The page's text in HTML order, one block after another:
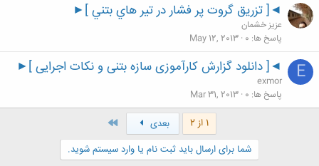
◄[ تزريق گروت پر فشار در تير هاي بتني ]►
عزيز خشمان
پاسخ ها 0
May 12, 2013
E ◄[ دانلود گزارش کارآموزی سازه بتنی و نکات اجرایی ]►
exmor
پاسخ ها 0
Mar 31, 2013
1 از 2 بعدی
شما برای ارسال باید ثبت نام یا وارد سیستم شوید.